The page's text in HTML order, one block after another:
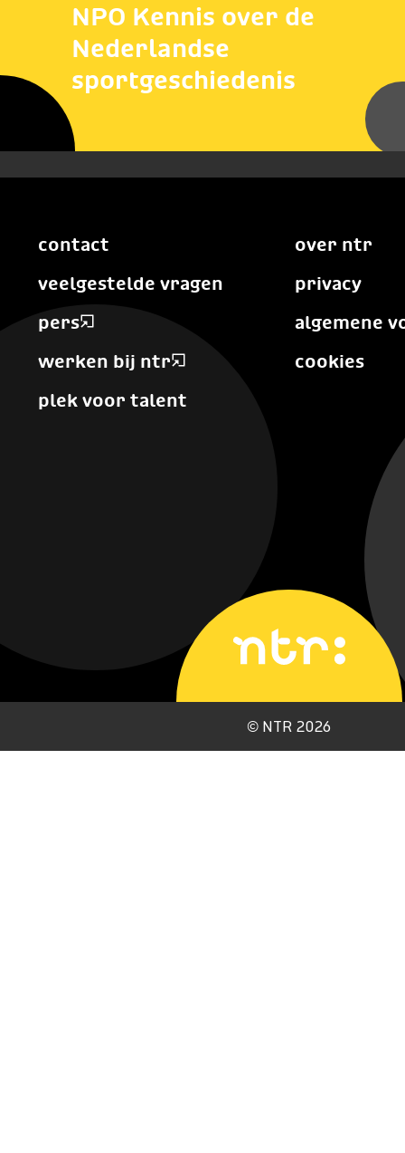
NPO Kennis over de
Nederlandse
sportgeschiedenis
contact
veelgestelde vragen
pers
werken bij ntr
plek voor talent
over ntr
privacy
algemene
cookies
© NTR 2026